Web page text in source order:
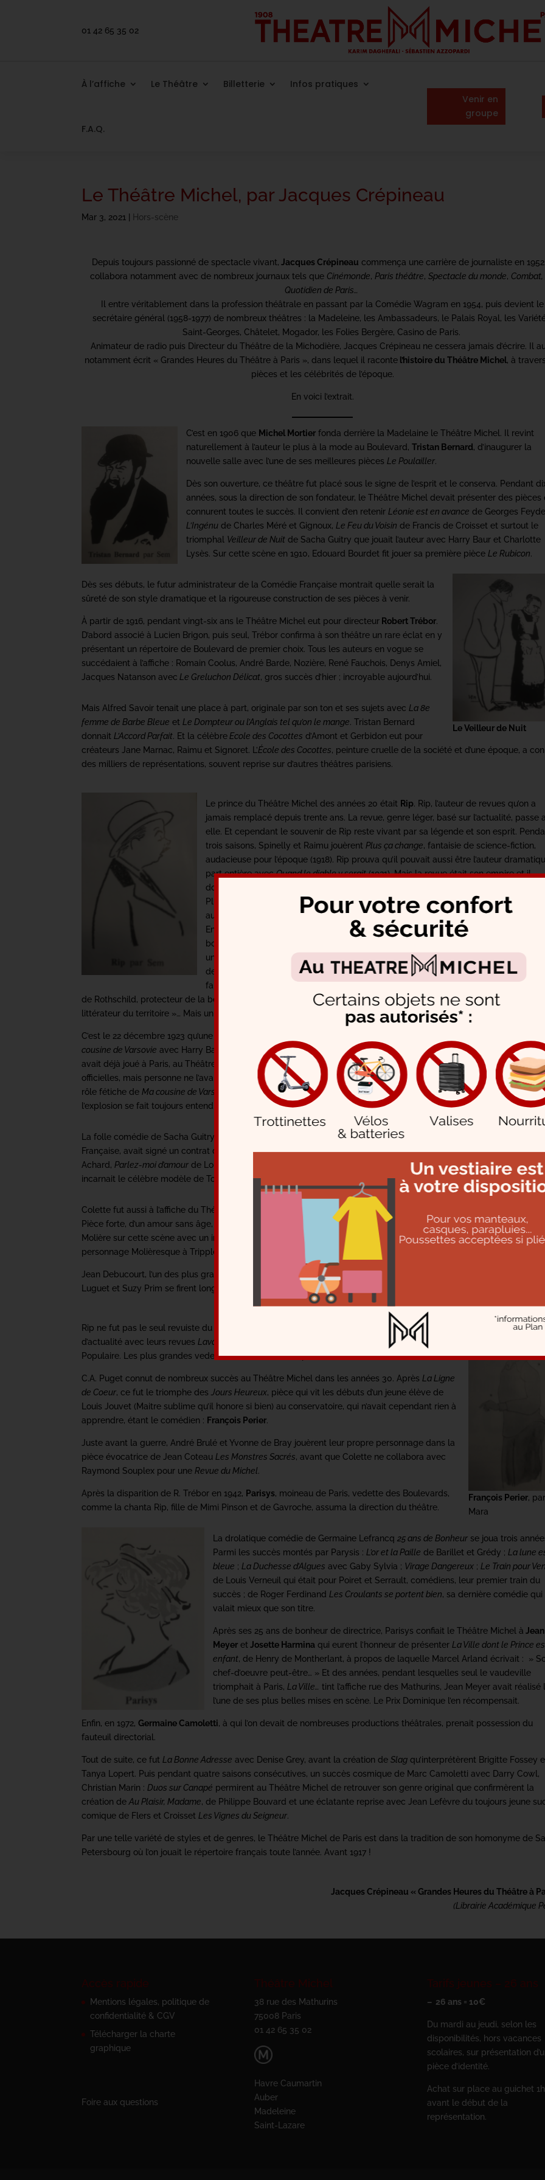
01 42 65 35 02
À l’affiche Le Théâtre Billetterie Infos pratiques
F.A.Q.
Venir en
groupe
Le Théâtre Michel, par Jacques Crépineau
Mar 3, 2021 Hors-scène
Depuis toujours passionné de spectacle vivant, Jacques Crépineau commença une carrière de journaliste en
collabora notamment avec de nombreux journaux tels que Cinémonde,Paris théâtre,Spectacle du monde, Combat,
Quotidien de Paris…
Il entre véritablement dans la profession théâtrale en passant par la Comédie Wagram en 1954, puis devient le
secrétaire général (1958-1977) de nombreux théâtres : la Madeleine, les Ambassadeurs, le Palais Royal, les
Saint-Georges, Châtelet, Mogador, les Folies Bergère, Casino de Paris.
Animateur de radio puis Directeur du Théâtre de la Michodière, Jacques Crépineau ne cessera jamais d’écrire. Il
notamment écrit « Grandes Heures du Théâtre à Paris », dans lequel il raconte l’histoire du Théâtre Michel, à
pièces et les célébrités de l’époque.
En voici l’extrait.
C’est en 1906 que Michel Mortier fonda derrière la Madelaine le Théâtre Michel. Il revint
naturellement à l’auteur le plus à la mode au Boulevard,Tristan Bernard, d’inaugurer la
nouvelle salle avec l’une de ses meilleures piècesLe Poulailler.
Dès son ouverture, ce théâtre fut placé sous le signe de l’esprit et le conserva. Pendant
années, sous la direction de son fondateur, le Théâtre Michel devait présenter des pièces
connurent toutes le succès. Il convient d’en retenirLéonie est en avance de Georges
L’Ingénu de Charles Méré et Gignoux,Le Feu du Voisin de Francis de Croisset et surtout le
triomphal Veilleur de Nuit de Sacha Guitry que jouait l’auteur avec Harry Baur et Charlotte
Lysès. Sur cette scène en 1910, Edouard Bourdet fit jouer sa première pièceLe Rubicon.
Le Veilleur de Nuit
Dès ses débuts, le futur administrateur de la Comédie Française montrait quelle serait la
sûreté de son style dramatique et la rigoureuse construction de ses pièces à venir.
À partir de 1916, pendant vingt-six ans le Théâtre Michel eut pour directeur Robert Trébor.
D’abord associé à Lucien Brigon, puis seul, Trébor confirma à son théâtre un rare éclat en y
présentant un répertoire de Boulevard de premier choix. Tous les auteurs en vogue se
succédaient à l’affiche : Romain Coolus, André Barde, Nozière, René Fauchois, Denys Amiel,
Jacques Natanson avec Le Greluchon Délicat, gros succès d’hier ; incroyable aujourd’hui.
Mais Alfred Savoir tenait une place à part, originale par son ton et ses sujets avecLa 8e
femme de Barbe Bleue etLe Dompteur ou l’Anglais tel qu’on le mange. Tristan Bernard
donnaitL’Accord Parfait. Et la célèbreEcole des Cocottes d’Amont et Gerbidon eut pour
créateurs Jane Marnac, Raimu et Signoret. L’École des Cocottes, peinture cruelle de la société et d’une époque, a
des milliers de représentations, souvent reprise sur d’autres théâtres parisiens.
Le prince du Théâtre Michel des années 20 était Rip. Rip, l’auteur de revues qu’on a
jamais remplacé depuis trente ans. La revue, genre léger, basé sur l’actualité, passe
elle. Et cependant le souvenir de Rip reste vivant par sa légende et son esprit.
trois saisons, Spinelly et Raimu jouèrentPlus ça change, fantaisie de science-fiction,
audacieuse pour l’époque (1918). Rip prouva qu’il pouvait aussi être l’auteur
part entière avecQuand le diable y serait(1921). Mais la revue était son empire et il
donnait l’année des élections
Plus tard
Le bel ange vint, l’année de la création deLa belle angevine, de Maurice
aux Variétés, l’ange en question était Aristide Briand !
Enfin, les mots de Rip, d’une précision confondante, dans la grande tradition,
boulevardière ont assuré la gloire à beaucoup de ses victimes. Être épinglé par lui
une consécration parisienne. Mistinguett au faite de sa gloire : « Les soirées de mes
dents »; Catulle Mendès, dont l’épouse était outrageusement maquillée : « Le
fard »; Sylvain tragédien français, devenu amnésique « L’Homme qui a su Cinna »;
de Rothschild, protecteur de la belle Natacha Trouhanova : « Le Chopin de la Polonaise »; Maurice Barrès : « Le
littérateur du territoire »… Mais un volume d’anas consacré seulement à Rip ne pourrait suffire à les contenir tous…
C’est le 22 décembre 1923 qu’une bombe éclata au Théâtre Michel. Entendez que ce soir-là eut lieu la générale de
cousine de Varsovie avec Harry Baur, Madelaine Carlier et Elvire Popesco. Quelques mois plus tôt, la grande
avait déjà joué à Paris, au Théâtre de L’Oeuvre -, avec la troupe du grand théâtre de Bucarest, en représentations
officielles, mais personne ne l’avait remarquée. Il fallut qu’elle rencontrât dans son pays Louis Verneuil qui lui écrivit
rôle fétiche deMa cousine de Varsovie
. La salle explosa. Tout Paris explosa. La France entière explosa. Et le bruit de
l’explosion se fait toujours entendre cinquante ans après…
La folle comédie de Sacha Guitry,
, fut reprise par Pierre Fresnay qui, venant de claquer la porte à la
Française, avait signé un contrat de cinq ans avec Trébor. Pierre Fresnay joua encore iciLa femme en blancde
Achard,Parlez-moi d’amour de Louis Verneuil et la plaisante comédie de C.A. Puget : Valentin le désossédans
incarnait le célèbre modèle de Toulouse-Lautrec.
Colette fut aussi à l’affiche du Théâtre Michel avec Chéri
qu’elle avait adapté pour la scène avec Leopold Marchand.
Pièce forte, d’un amour sans âge, qui trouvera tout son sens plus tard avec Valentine Tessier et Jean Marais. Et l’on
Molière sur cette scène avec un interprète inattendu : Tristan Bernard fut Sganarelle dansLe médecin malgré lui . Du
personnage Molièresque à Tripple-Patte, la ligne droite.
Jean Debucourt, l’un des plus grands comédiens français conquit ses galons de vedette dans
Luguet et Suzy Prim se firent longtemps des scènes de ménage dans
François Perier,
Mara
Rip ne fut pas le seul revuiste du Michel. René Dorin et Saint-Granier lui disputaient le succès
d’actualité avec leurs revuesLavalisons!
, l’année du Front
Populaire. Les plus grandes vedettes étaient leurs interprètes.
C.A. Puget connut de nombreux succès au Théâtre Michel dans les années 30. AprèsLa Ligne
de Coeur, ce fut le triomphe desJours Heureux, pièce qui vit les débuts d’un jeune élève de
Louis Jouvet (Maitre sublime qu’il honore si bien) au conservatoire, qui n’avait cependant rien à
apprendre, étant le comédien : François Perier.
Juste avant la guerre, André Brulé et Yvonne de Bray jouèrent leur propre personnage dans la
pièce évocatrice de Jean CoteauLes Monstres Sacrés, avant que Colette ne collabora avec
Raymond Souplex pour uneRevue du Michel.
Après la disparition de R. Trébor en 1942, Parisys, moineau de Paris, vedette des Boulevards,
comme la chanta Rip, fille de Mimi Pinson et de Gavroche, assuma la direction du théâtre.
La drolatique comédie de Germaine Lefrancq25 ans de Bonheur se joua trois
Parmi les succès montés par Parysis :L’or et la Paille de Barillet et Grédy ;La lune
bleue ;La Duchesse d’Algues avec Gaby Sylvia ; Virage Dangereux ;Le Train pour
de Louis Verneuil qui était pour Poiret et Serrault, comédiens, leur premier train du
succès ; de Roger FerdinandLes Croulants se portent bien, sa dernière comédie qui
valait mieux que son titre.
Après ses 25 ans de bonheur de directrice, Parisys confiait le Théâtre Michel à Jean
Meyer etJosette Harmina qui eurent l’honneur de présenterLa Ville dont le Prince
enfant, de Henry de Montherlant, à propos de laquelle Marcel Arland écrivait : »
chef-d’oeuvre peut-être… » Et des années, pendant lesquelles seul le vaudeville
triomphait à Paris,La Ville… tint l’affiche rue des Mathurins, Jean Meyer avait réalisé
l’une de ses plus belles mises en scène. Le Prix Dominique l’en récompensait.
Enfin, en 1972,Germaine Camoletti, à qui l’on devait de nombreuses productions théâtrales, prenait possession du
fauteuil directorial.
Tout de suite, ce futLa Bonne Adresse avec Denise Grey, avant la création deSlag qu’interprétèrent Brigitte Fossey
Tanya Lopert. Puis pendant quatre saisons consécutives, un succès cosmique de Marc Camoletti avec Darry Cowl,
Christian Marin :Duos sur Canapé permirent au Théâtre Michel de retrouver son genre original que confirmèrent la
création deAu Plaisir, Madame, de Philippe Bouvard et une éclatante reprise avec Jean Lefèvre du toujours jeune
comique de Flers et CroissetLes Vignes du Seigneur.
Par une telle variété de styles et de genres, le Théâtre Michel de Paris est dans la tradition de son homonyme de
Petersbourg où l’on jouait le répertoire français toute l’année. Avant 1917 !
Jacques Crépineau « Grandes Heures du Théâtre à
(Librairie Académique
Accès rapide
Mentions légales, politique de
confidentialité & CGV
Télécharger la charte
graphique
Foire aux questions
Théâtre Michel
38 rue des Mathurins
75008 Paris
01 42 65 35 02
Havre Caumartin
Auber
Madeleine
Saint-Lazare
Tarifs jeunes – 26 ans
– 26 ans = 10€
Du mardi au jeudi, selon les
disponibilités, hors vacances
scolaires, sur présentation
pièce d’identité.
Achat sur place au guichet 1h
avant le début de la
représentation.